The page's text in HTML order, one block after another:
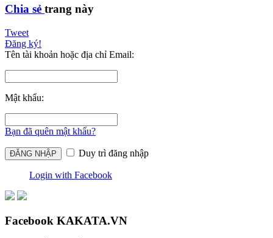
Chia sẻ trang này
Tweet
Đăng ký!
Tên tài khoản hoặc địa chỉ Email:
Mật khẩu:
Bạn đã quên mật khẩu?
Duy trì đăng nhập
Login with Facebook
Facebook KAKATA.VN